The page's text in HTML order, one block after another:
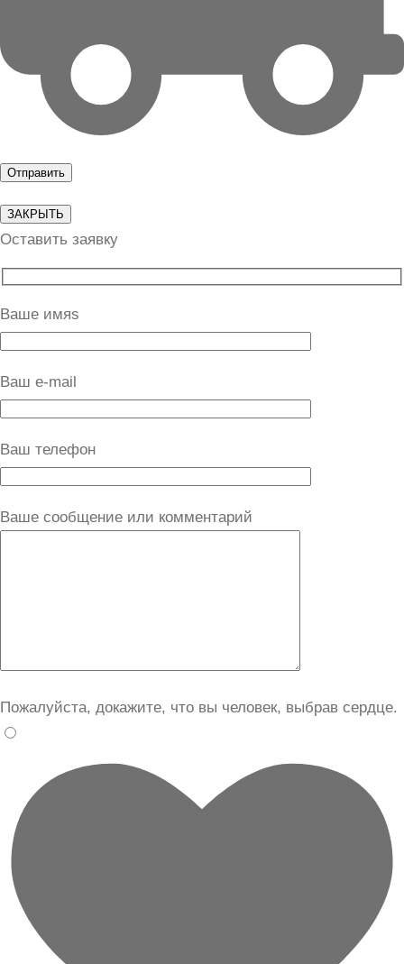
ЗАКРЫТЬ
Оставить заявку
Ваше имяs
Ваш e-mail
Ваш телефон
Ваше сообщение или комментарий
Пожалуйста, докажите, что вы человек, выбрав сердце.